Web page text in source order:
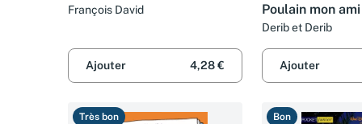
François David
Ajouter 4,28 €
Poulain mon ami
Derib et Derib
Ajouter
Très bon Bon